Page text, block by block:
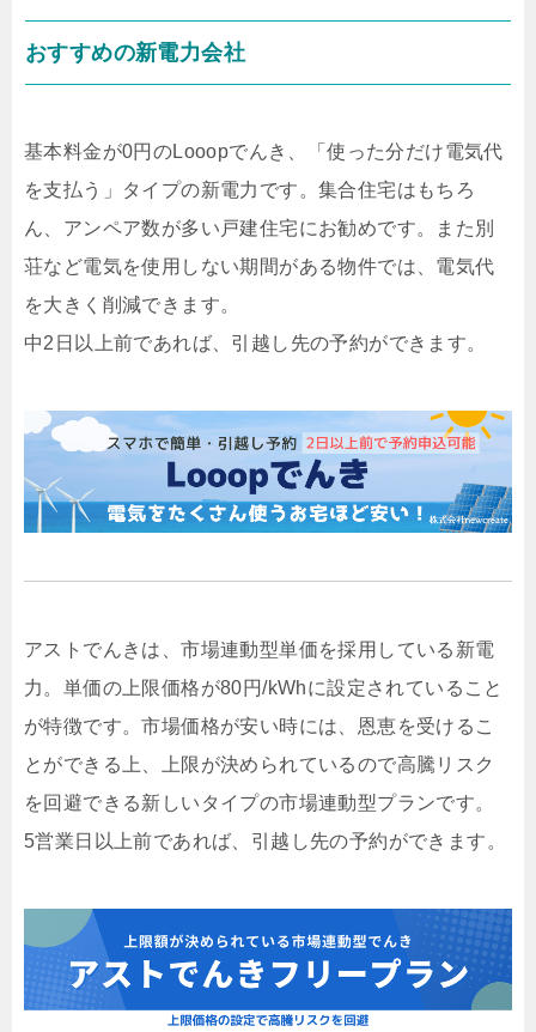
おすすめの新電力会社
基本料金が0円のLooopでんき、「使った分だけ電気代
を支払う」タイプの新電力です。集合住宅はもちろ
ん、アンペア数が多い戸建住宅にお勧めです。また別
荘など電気を使用しない期間がある物件では、電気代
を大きく削減できます。
中2日以上前であれば、引越し先の予約ができます。
アストでんきは、市場連動型単価を採用している新電
力。単価の上限価格が80円/kWhに設定されていること
が特徴です。市場価格が安い時には、恩恵を受けるこ
とができる上、上限が決められているので高騰リスク
を回避できる新しいタイプの市場連動型プランです。
5営業日以上前であれば、引越し先の予約ができます。